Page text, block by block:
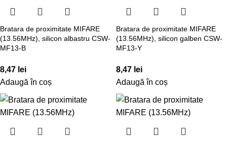
Bratara de proximitate MIFARE
(13.56MHz), silicon albastru CSW-
MF13-B
8,47 lei
Adaugă în coș
Bratara de proximitate MIFARE
(13.56MHz), silicon galben CSW-
MF13-Y
8,47 lei
Adaugă în coș